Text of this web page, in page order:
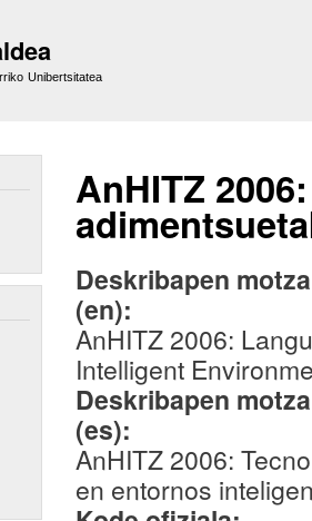
Unibertsitatea
AnHITZ
Deskribapen
(en):
AnHITZ 2006:
Intelligent
Deskribapen
(es):
AnHITZ 2006:
en entornos